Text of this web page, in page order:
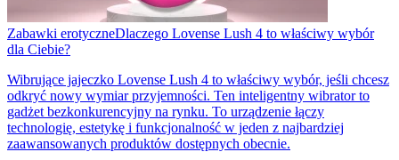
Zabawki erotyczneDlaczego Lovense Lush 4 to właściwy wybór
dla Ciebie?
Wibrujące jajeczko Lovense Lush 4 to właściwy wybór, jeśli chcesz
odkryć nowy wymiar przyjemności. Ten inteligentny wibrator to
gadżet bezkonkurencyjny na rynku. To urządzenie łączy
technologię, estetykę i funkcjonalność w jeden z najbardziej
zaawansowanych produktów dostępnych obecnie.